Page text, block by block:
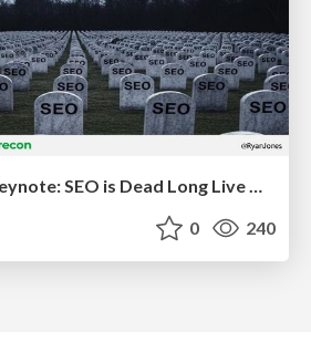
0 240